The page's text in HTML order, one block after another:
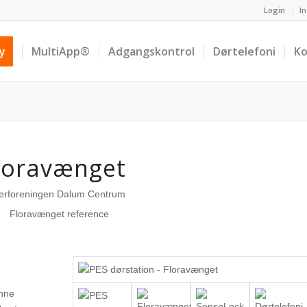
Login
MultiApp® Adgangskontrol Dørtelefoni
Dalum Centrum